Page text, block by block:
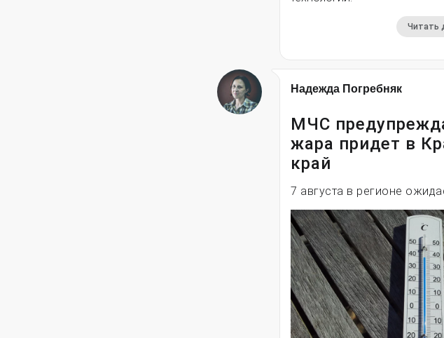
Читать
Надежда Погребняк
МЧС
жара придет в
край
7 августа в регионе